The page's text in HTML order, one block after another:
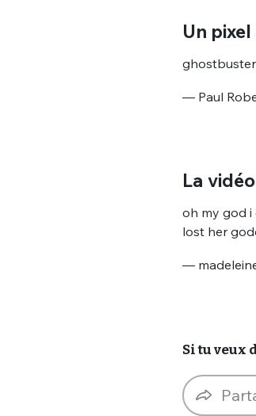
Un
— Paul
La
oh my god i
lost her
—
Si tu veux